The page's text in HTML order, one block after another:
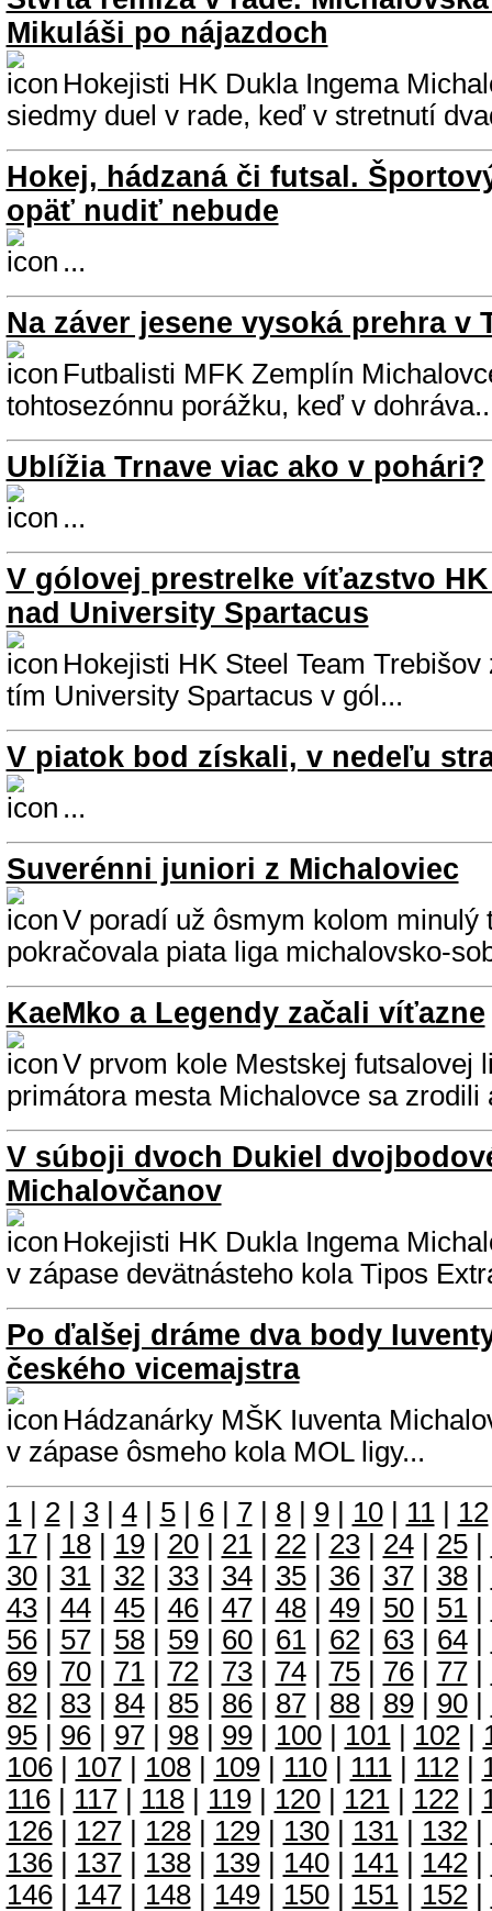
Mikuláši po nájazdoch
Hokejisti HK Dukla Ingema
siedmy duel v rade, keď v stretnutí
Hokej, hádzaná či futsal.
opäť nudiť nebude
...
Na záver jesene vysoká prehra v
Futbalisti MFK Zemplín
tohtosezónnu porážku, keď v
Ublížia Trnave viac ako v pohári?
...
V gólovej prestrelke víťazstvo
nad University Spartacus
Hokejisti HK Steel Team
tím University Spartacus v gól...
V piatok bod získali, v nedeľu
...
Suverénni juniori z Michaloviec
V poradí už ôsmym kolom minulý
pokračovala piata liga michalovsko-
KaeMko a Legendy začali víťazne
V prvom kole Mestskej futsalovej
primátora mesta Michalovce sa zrodili
V súboji dvoch Dukiel
Michalovčanov
Hokejisti HK Dukla Ingema
v zápase devätnásteho kola Tipos
Po ďalšej dráme dva body
českého vicemajstra
Hádzanárky MŠK Iuventa
v zápase ôsmeho kola MOL ligy...
1| 2| 3| 4| 5| 6| 7| 8| 9| 10| 11| 12
17| 18| 19| 20| 21| 22| 23| 24| 25|
30| 31| 32| 33| 34| 35| 36| 37| 38|
43| 44| 45| 46| 47| 48| 49| 50| 51|
56| 57| 58| 59| 60| 61| 62| 63| 64|
69| 70| 71| 72| 73| 74| 75| 76| 77|
82| 83| 84| 85| 86| 87| 88| 89| 90|
95| 96| 97| 98| 99| 100| 101| 102|
106| 107| 108| 109| 110| 111| 112|
116| 117| 118| 119| 120| 121| 122|
126| 127| 128| 129| 130| 131| 132|
136| 137| 138| 139| 140| 141| 142|
146| 147| 148| 149| 150| 151| 152|